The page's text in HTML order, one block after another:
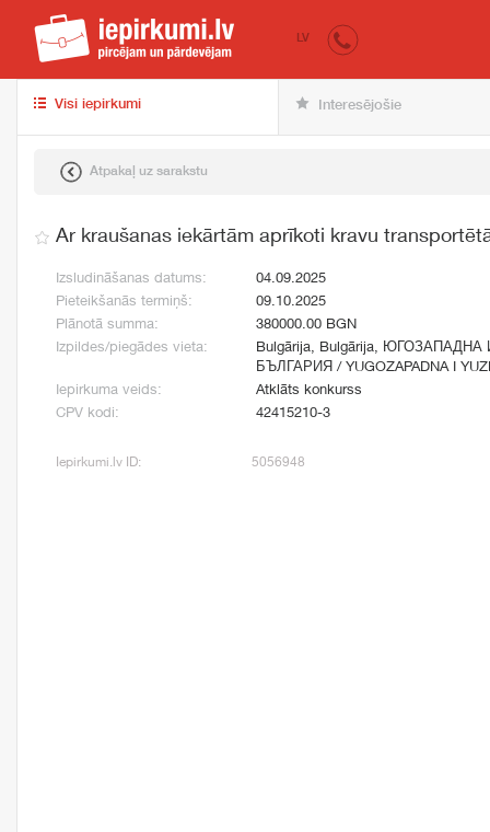
iepirkumi.lv
LV
Visi iepirkumi Interesējošie
Atpakaļ uz sarakstu
Ar kraušanas iekārtām aprīkoti kravu
Izsludināšanas datums:
04.09.2025
Pieteikšanās termiņš:
09.10.2025
Plānotā summa:
380000.00 BGN
Izpildes/piegādes vieta:
Bulgārija, Bulgārija,
БЪЛГАРИЯ / YUGOZAPADNA I
Iepirkuma veids:
Atklāts konkurss
CPV kodi:
42415210-3
Iepirkumi.lv ID: 5056948